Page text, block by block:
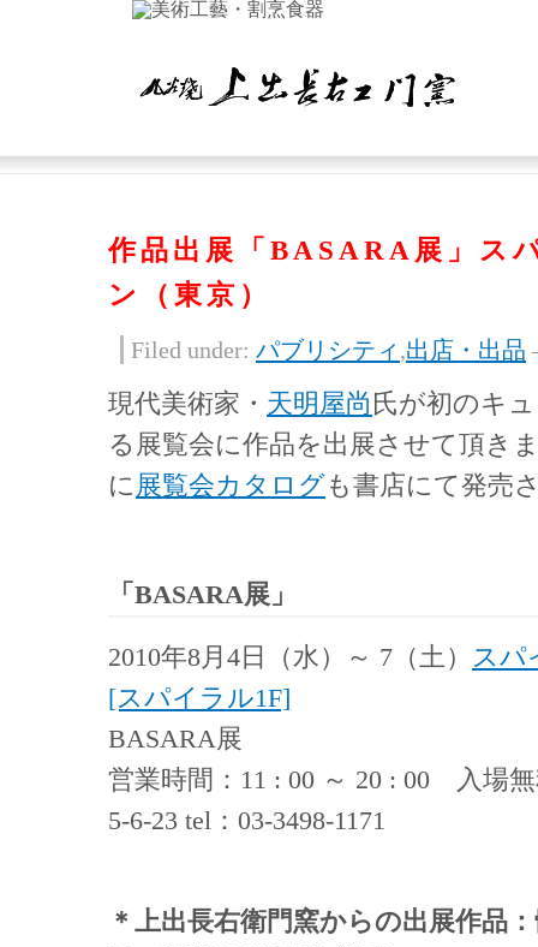
作品出展「BASARA展」ス
ン（東京）
Filed under: パブリシティ ,出店・出品
現代美術家・ 天明屋尚 氏が初のキ
る展覧会に作品を出展させて頂き
に 展覧会カタログも書店にて発売
「BASARA展」
2010年8月4日（水）～ 7（土） スパ
[スパイラル1F]
BASARA展
営業時間：11 : 00 ～ 20 : 00 入
5-6-23 tel：03-3498-1171
＊上出長右衛門窯からの出展作品：